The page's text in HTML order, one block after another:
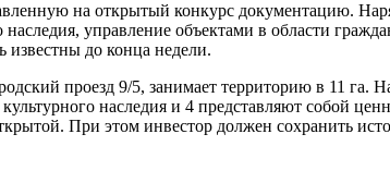
на открытый конкурс документацию.
управление объектами в области
известны до конца недели.
проезд 9/5, занимает территорию в 11 га.
наследия и 4 представляют собой
При этом инвестор должен сохранить